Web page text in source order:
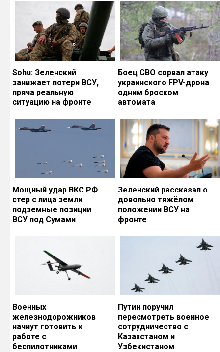
Sohu: Зеленский
занижает потери ВСУ,
пряча реальную
ситуацию на фронте
Боец СВО сорвал атаку
украинского FPV-дрона
одним броском
автомата
Мощный удар ВКС РФ
стер с лица земли
подземные позиции
ВСУ под Сумами
Зеленский рассказал о
довольно тяжёлом
положении ВСУ на
фронте
Военных
железнодорожников
начнут готовить к
работе с
беспилотниками
Путин поручил
пересмотреть военное
сотрудничество с
Казахстаном и
Узбекистаном